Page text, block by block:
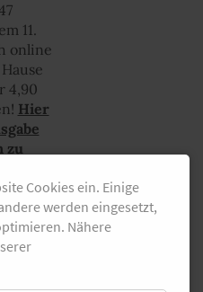
11.
online
4,90
Hier
zu
RheinEnergieMarathon
Cookies ein. Einige
werden eingesetzt,
Nähere